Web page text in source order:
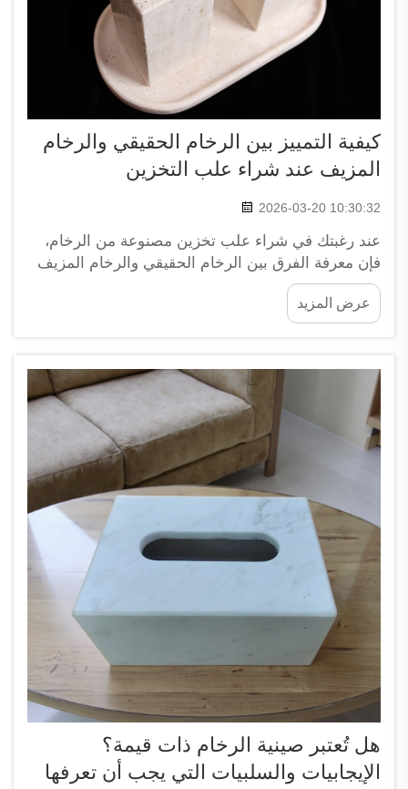
كيفية التمييز بين الرخام الحقيقي والرخام
المزيف عند شراء علب التخزين
2026-03-20 10:30:32
عند رغبتك في شراء علب تخزين مصنوعة من الرخام،
فإن معرفة الفرق بين الرخام الحقيقي والرخام المزيف
تكتسب أهمية كبيرة. فالرخام الحقيقي يتميّز بمظهرٍ
وملمسٍ خاصَّين يجعلانه مختلفًا عن غيره. وتسعى شركة
XPIC إلى مساعدتك في اختيار النوع المناسب. سواء
عرض المزيد
هل تُعتبر صينية الرخام ذات قيمة؟
الإيجابيات والسلبيات التي يجب أن تعرفها